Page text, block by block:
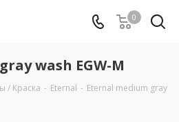
0
wash EGW-M
/ Краска - Eternal - Eternal medium gray